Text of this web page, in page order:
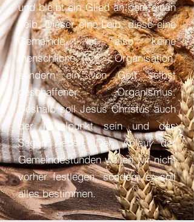
und bleibt ein Glied an dem einen
Leib. Dieser eine Leib, diese eine
Gemeinde, ist also keine
menschliche Organisation,
sondern ein von Gott selbst
geschaffener Organismus.
Deshalb soll Jesus Christus auch
der Mittelpunkt sein und das
Sagen haben. Den Ablauf der
Gemeindestunden wollen wir nicht
vorher festlegen, sondern er soll
alles bestimmen.